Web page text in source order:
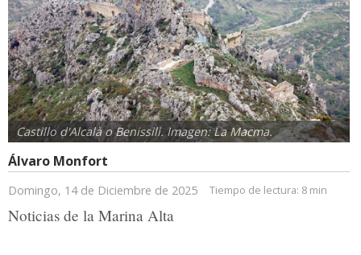
Castillo d'Alcalà o Benissili. Imagen: La Macma.
Álvaro Monfort
Domingo, 14 de Diciembre de 2025 Tiempo de lectura: 8 min
Noticias de la Marina Alta